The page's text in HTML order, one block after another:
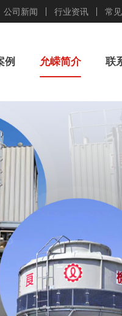
公司新闻 行业资讯 常
例 允嵘简介 联